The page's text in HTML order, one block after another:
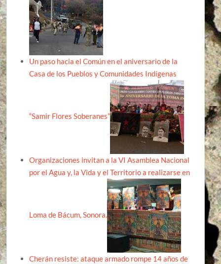
Un paso hacia el Común en el aniversario de la
Casa de los Pueblos y Comunidades Indígenas
“Samir Flores Soberanes”
Organizaciones invitan a la VI Asamblea Nacional
por el Agua y, la Vida y el Territorio a realizarse en
Loma de Bácum, Sonora.
Cherán resiste: ataque armado rompe 14 años de